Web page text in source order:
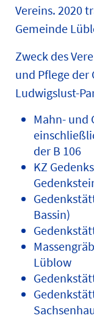
Vereins. 2020
Gemeinde
Zweck des
und Pflege
Ludwigslust-
Mahn- und
der B 106
KZ
Bassin)
Lüblow